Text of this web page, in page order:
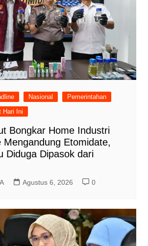
Nasional
Pemerintahan
Hari Ini
Bongkar Home Industri
Mengandung Etomidate,
Diduga Dipasok dari
Agustus 6, 2026 0